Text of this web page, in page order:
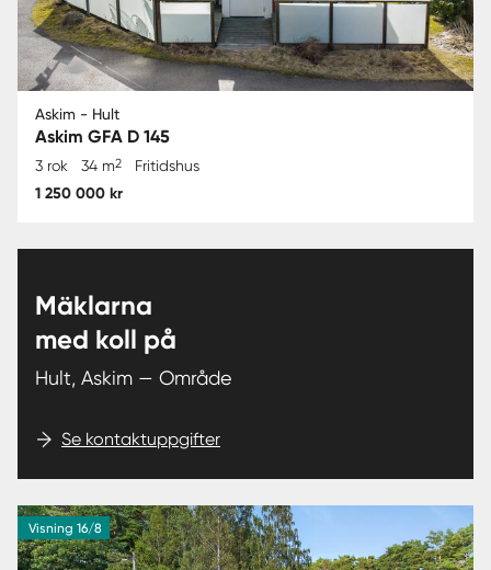
Askim - Hult
Askim GFA D 145
3 rok 34 m2 Fritidshus
1 250 000 kr
Mäklarna
med koll på
Hult, Askim — Område
Se kontaktuppgifter
Visning 16/8